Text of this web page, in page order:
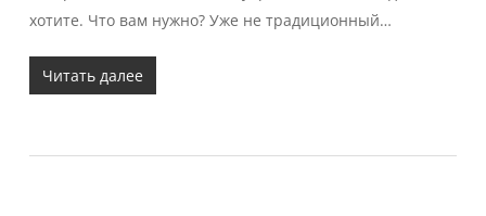
хотите. Что вам нужно? Уже не традиционный…
Читать далее